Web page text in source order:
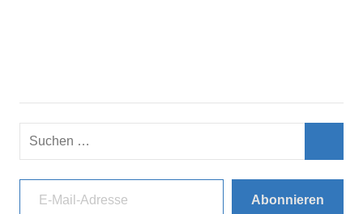
Suchen
E-Mail-Adresse
Abonnieren